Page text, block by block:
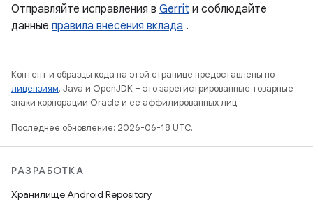
Отправляйте исправления в Gerrit и соблюдайте
данные правила внесения вклада .
Контент и образцы кода на этой странице предоставлены по
лицензиям. Java и OpenJDK – это зарегистрированные товарные
знаки корпорации Oracle и ее аффилированных лиц.
Последнее обновление: 2026-06-18 UTC.
РАЗРАБОТКА
Хранилище Android Repository